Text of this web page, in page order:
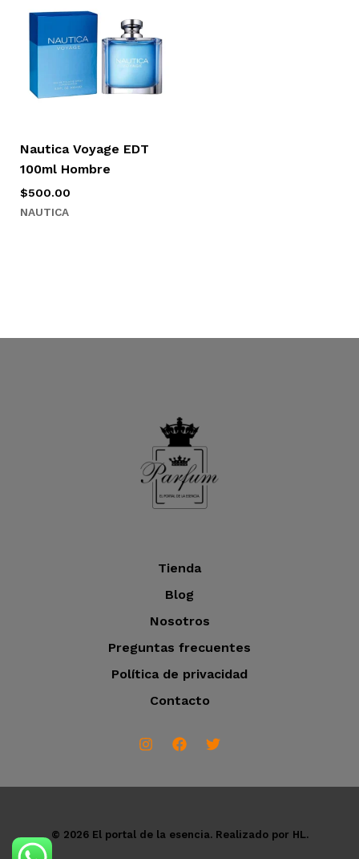
Nautica Voyage EDT
100ml Hombre
$500.00
NAUTICA
Tienda
Blog
Nosotros
Preguntas frecuentes
Política de privacidad
Contacto
© 2026 El portal de la esencia. Realizado por HL.